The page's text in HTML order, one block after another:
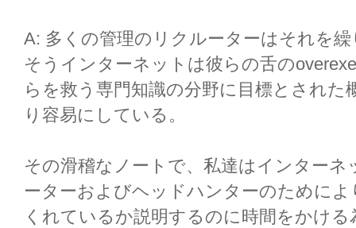
A: 多くの管理のリクルーターはそれを
そうインターネットは彼らの舌の
らを救う専門知識の分野に目標とされ
り容易にしている。
その滑稽なノートで、私達はインター
ーターおよびヘッドハンターのために
くれているか説明するのに時間をかけ